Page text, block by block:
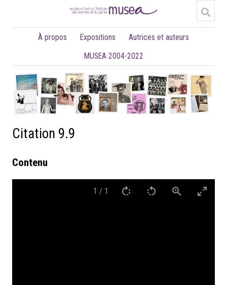
À propos Expositions
Autrices et auteurs
MUSEA 2004-2022
Citation 9.9
Contenu
1 / 1